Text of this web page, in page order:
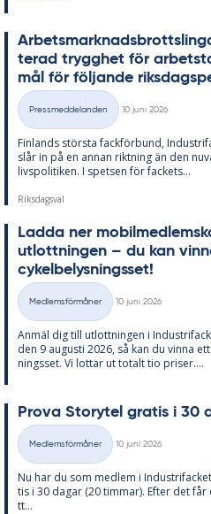
te­rad trygg­het för
mål för föl­jan­de
Kategorier
Pressmeddelanden
10 juni 2026
Fin­lan­ds störs­ta fack­för­bund,
slår in på en an­nan rikt­ning än den
livs­po­li­ti­ken. I spet­sen för fac­kets...
Riksdagsval
Lad­da ner
ut­lott­ning­en – du kan
cy­kel­be­lys­nings­set!
Kategorier
Medlemsförmåner
10 juni 2026
An­mäl dig till ut­lott­ning­en i
den 9 au­gusti 2026, så kan du vin­na
nings­set. Vi lot­tar ut to­talt tio pri­ser....
Prova Sto­ry­tel gra­tis i 30
Kategorier
Medlemsförmåner
10 juni 2026
Nu har du som med­lem i
tis i 30 da­gar (20 tim­mar). Ef­ter det
tt...